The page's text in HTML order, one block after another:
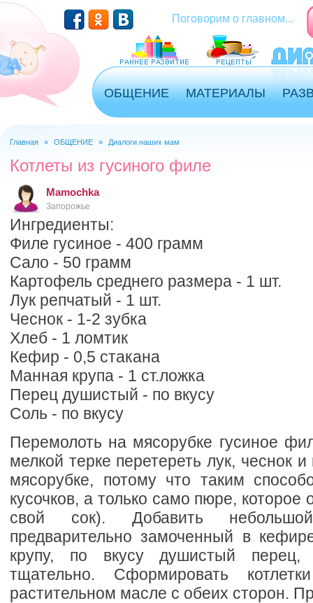
Перейти к основному содержанию
Поговорим о главном...
ОБЩЕНИЕ МАТЕРИАЛЫ
Главная » ОБЩЕНИЕ » Диалоги наших мам
Котлеты из гусиного филе
Mamochka
Запорожье
Ингредиенты:
Филе гусиное - 400 грамм
Сало - 50 грамм
Картофель среднего размера - 1 шт.
Лук репчатый - 1 шт.
Чеснок - 1-2 зубка
Хлеб - 1 ломтик
Кефир - 0,5 стакана
Манная крупа - 1 ст.ложка
Перец душистый - по вкусу
Соль - по вкусу
Перемолоть на мясорубке гусиное
мелкой терке перетереть лук, чеснок
мясорубке, потому что таким
кусочков, а только само пюре, которое
свой сок). Добавить
предварительно замоченный в
крупу, по вкусу душистый перец,
тщательно. Сформировать
растительном масле с обеих сторон.